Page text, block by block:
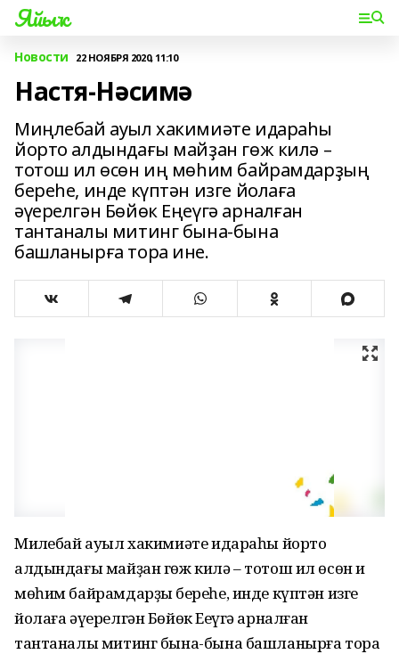
Яйыҡ
Новости 22 НОЯБРЯ 2020, 11:10
Настя-Нәсимә
Миңлебай ауыл хакимиәте идараһы
йорто алдындағы майҙан гөж килә –
тотош ил өсөн иң мөһим байрамдарҙың
береһе, инде күптән изге йолаға
әүерелгән Бөйөк Еңеүгә арналған
тантаналы митинг бына-бына
башланырға тора ине.
Миңлебай ауыл хакимиәте идараһы йорто
алдындағы майҙан гөж килә – тотош ил өсөн иң
мөһим байрамдарҙың береһе, инде күптән изге
йолаға әүерелгән Бөйөк Еңеүгә арналған
тантаналы митинг бына-бына башланырға тора